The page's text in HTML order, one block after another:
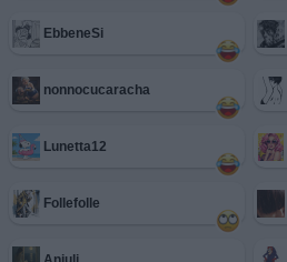
EbbeneSi
nonnocucaracha
Lunetta12
Follefolle